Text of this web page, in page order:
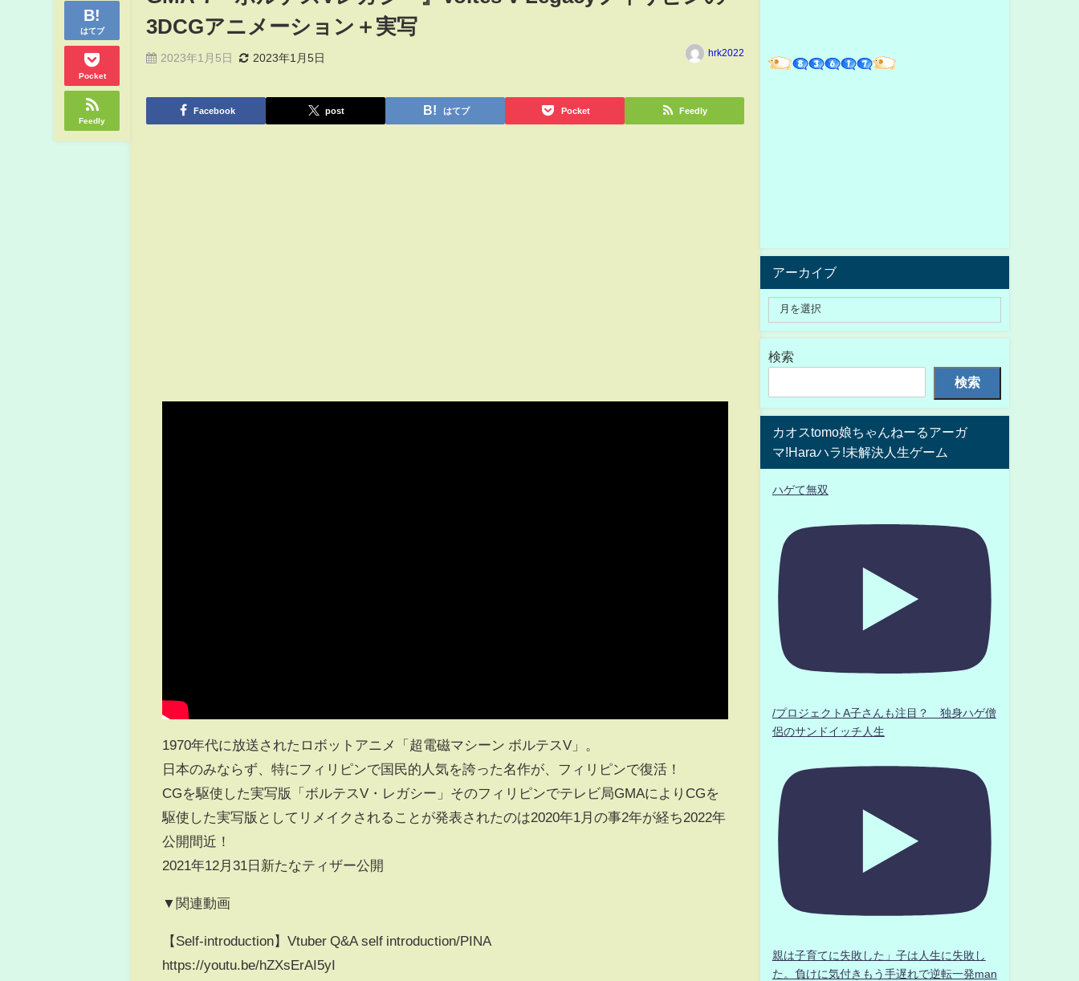
はてブ
Pocket
Feedly
3DCGアニメーション＋実写
2023年1月5日 2023年1月5日 hrk2022
Facebook post はてブ Pocket Feedly
1970年代に放送されたロボットアニメ「超電磁マシーン ボルテスV」。
日本のみならず、特にフィリピンで国民的人気を誇った名作が、フィリピンで復活！
CGを駆使した実写版「ボルテスV・レガシー」そのフィリピンでテレビ局GMAによりCGを
駆使した実写版としてリメイクされることが発表されたのは2020年1月の事2年が経ち2022年
公開間近！
2021年12月31日新たなティザー公開
▼関連動画
【Self-introduction】Vtuber Q&A self introduction/PINA
https://youtu.be/hZXsErAI5yI
アーカイブ
検索
検索
カオスtomo娘ちゃんねーるアーガ
マ!Haraハラ!未解決人生ゲーム
ハゲて無双
/プロジェクトA子さんも注目？ 独身ハゲ僧
侶のサンドイッチ人生
親は子育てに失敗した」子は人生に失敗し
た。負けに気付きもう手遅れで逆転一発man